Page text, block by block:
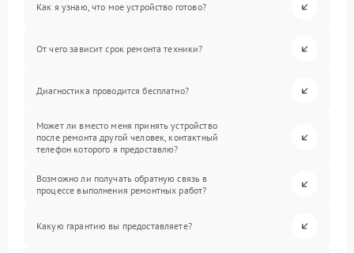
Как я узнаю, что мое устройство готово?
От чего зависит срок ремонта техники?
Диагностика проводится бесплатно?
Может ли вместо меня принять устройство
после ремонта другой человек, контактный
телефон которого я предоставлю?
Возможно ли получать обратную связь в
процессе выполнения ремонтных работ?
Какую гарантию вы предоставляете?